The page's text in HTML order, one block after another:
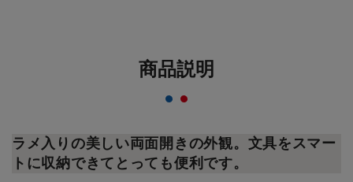
商品説明
ラメ入りの美しい両面開きの外観。文具をスマー
トに収納できてとっても便利です。